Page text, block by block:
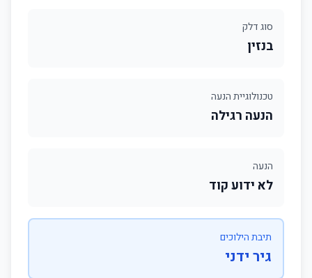
סוג דלק
בנזין
טכנולוגיית הנעה
הנעה רגילה
הנעה
לא ידוע קוד
תיבת הילוכים
גיר ידני